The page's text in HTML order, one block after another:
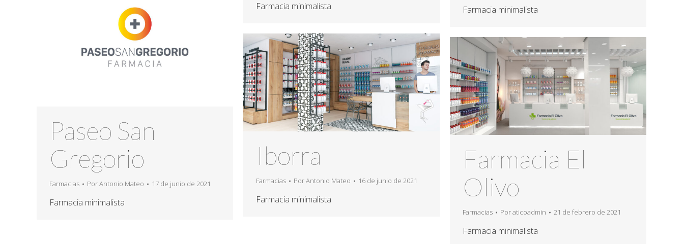
Farmacia minimalista Farmacia minimalista
Paseo San
Gregorio
Farmacias PorAntonio Mateo 17 de junio de 2021
Farmacia minimalista
Iborra
Farmacias PorAntonio Mateo 16 de junio de 2021
Farmacia minimalista
Farmacia El
Olivo
Farmacias Poraticoadmin 21 de febrero de 2021
Farmacia minimalista